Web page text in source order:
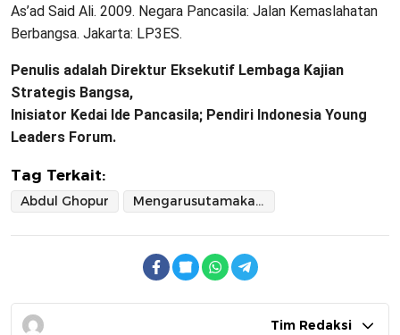
As’ad Said Ali. 2009. Negara Pancasila: Jalan Kemaslahatan
Berbangsa. Jakarta: LP3ES.
Penulis adalah Direktur Eksekutif Lembaga Kajian
Strategis Bangsa,
Inisiator Kedai Ide Pancasila; Pendiri Indonesia Young
Leaders Forum.
Tag Terkait:
Abdul Ghopur Mengarusutamakan Esensi Kesaktian Nilai-Nilai Pancasila
Tim Redaksi